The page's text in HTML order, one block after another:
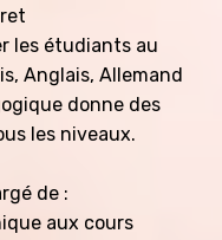
les étudiants au
Anglais, Allemand
donne des
les niveaux.
de :
aux cours